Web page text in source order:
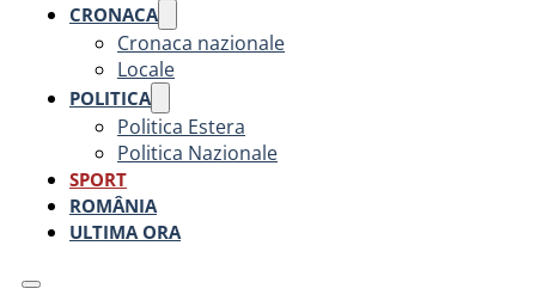
CRONACA
Cronaca nazionale
Locale
POLITICA
Politica Estera
Politica Nazionale
SPORT
ROMÂNIA
ULTIMA ORA